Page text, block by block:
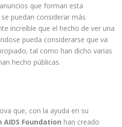
que forman esta
puedan considerar más
increíble que el hecho de ver una
pueda considerarse que va
tal como han dicho varias
hecho públicas.
que, con la ayuda en su
AIDS Foundation han creado